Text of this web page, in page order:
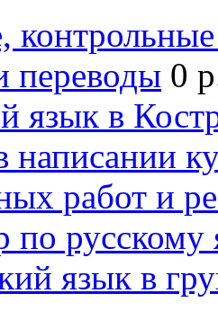
переводы 0
язык в
работ и
по русскому
язык в